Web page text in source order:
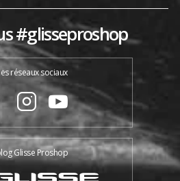
#glisseproshop
réseaux sociaux
Glisse Proshop